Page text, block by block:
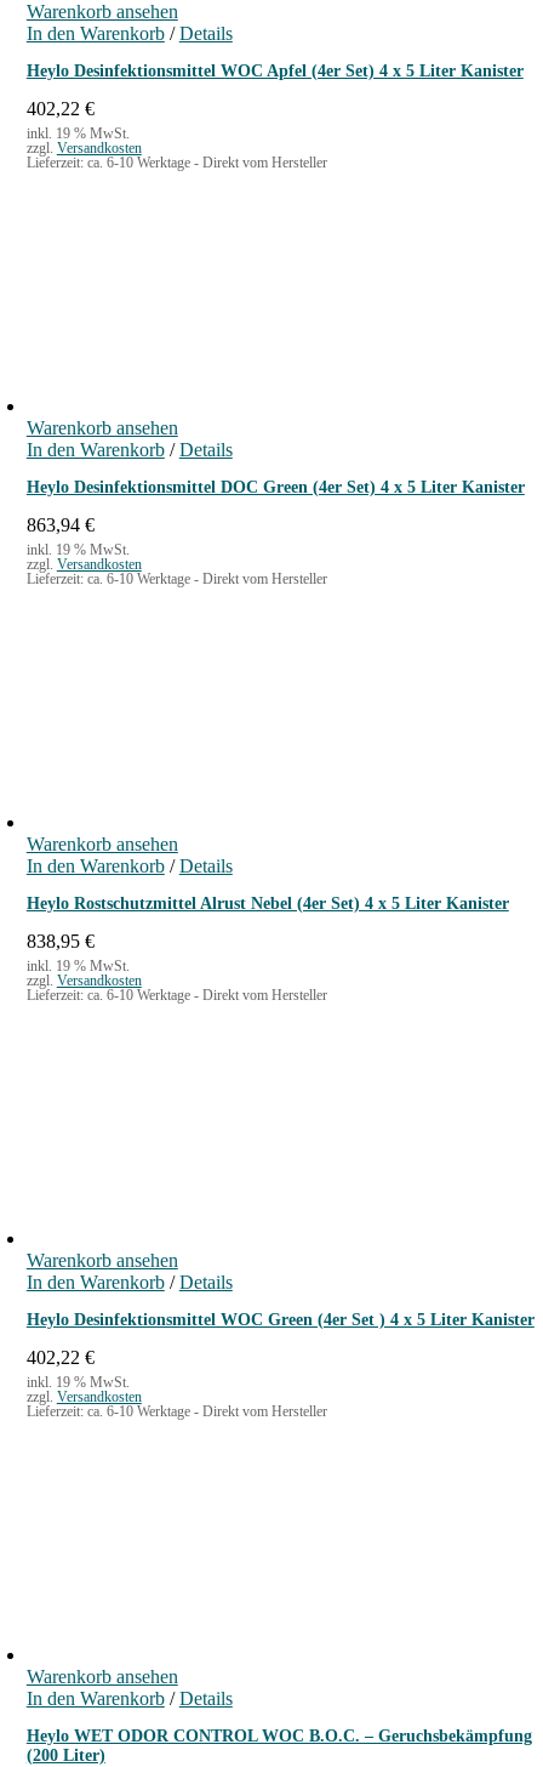
Warenkorb ansehen
In den Warenkorb / Details
Heylo Desinfektionsmittel WOC Apfel (4er Set) 4 x 5 Liter Kanister
402,22 €
inkl. 19 % MwSt.
zzgl. Versandkosten
Lieferzeit: ca. 6-10 Werktage - Direkt vom Hersteller
Warenkorb ansehen
In den Warenkorb / Details
Heylo Desinfektionsmittel DOC Green (4er Set) 4 x 5 Liter Kanister
863,94 €
inkl. 19 % MwSt.
zzgl. Versandkosten
Lieferzeit: ca. 6-10 Werktage - Direkt vom Hersteller
Warenkorb ansehen
In den Warenkorb / Details
Heylo Rostschutzmittel Alrust Nebel (4er Set) 4 x 5 Liter Kanister
838,95 €
inkl. 19 % MwSt.
zzgl. Versandkosten
Lieferzeit: ca. 6-10 Werktage - Direkt vom Hersteller
Warenkorb ansehen
In den Warenkorb / Details
Heylo Desinfektionsmittel WOC Green (4er Set ) 4 x 5 Liter Kanister
402,22 €
inkl. 19 % MwSt.
zzgl. Versandkosten
Lieferzeit: ca. 6-10 Werktage - Direkt vom Hersteller
Warenkorb ansehen
In den Warenkorb / Details
Heylo WET ODOR CONTROL WOC B.O.C. – Geruchsbekämpfung
(200 Liter)